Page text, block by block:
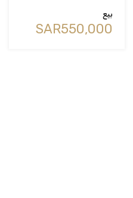
بيع
‪SAR550,000